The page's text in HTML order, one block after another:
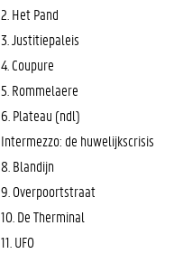
2. Het Pand
3. Justitiepaleis
4. Coupure
5. Rommelaere
6. Plateau (ndl)
Intermezzo: de huwelijkscrisis
8. Blandijn
9. Overpoortstraat
10. De Therminal
11. UFO